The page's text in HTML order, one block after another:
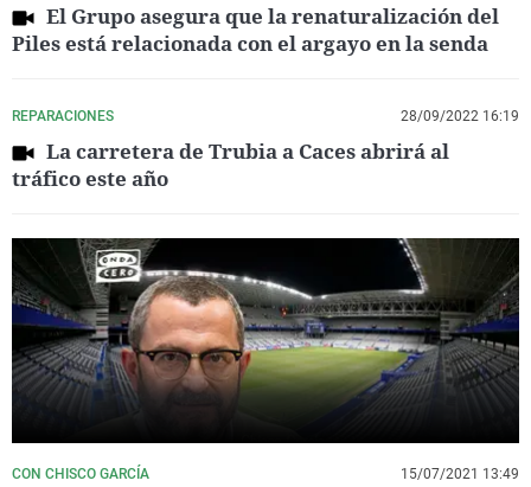
El Grupo asegura que la renaturalización del
Piles está relacionada con el argayo en la senda
REPARACIONES 28/09/2022 16:19
La carretera de Trubia a Caces abrirá al
tráfico este año
CON CHISCO GARCÍA 15/07/2021 13:49